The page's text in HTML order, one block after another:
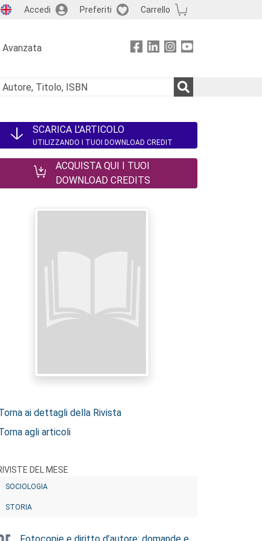
Accedi Preferiti Carrello
Avanzata
SCARICA L'ARTICOLO
UTILIZZANDO I TUOI DOWNLOAD CREDIT
ACQUISTA QUI I TUOI
DOWNLOAD CREDITS
ai dettagli della Rivista
agli articoli
DEL MESE
SOCIOLOGIA
STORIA